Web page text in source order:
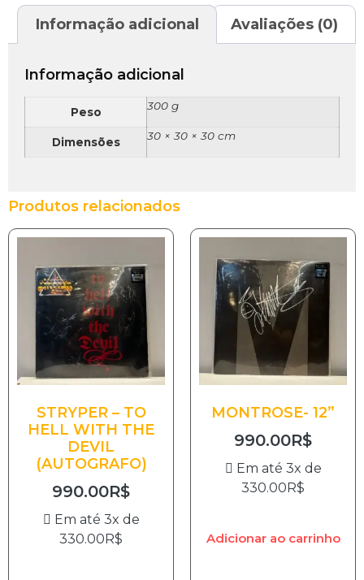
Informação adicional Avaliações (0)
Informação adicional
Peso 300 g
Dimensões 30 × 30 × 30 cm
Produtos relacionados
STRYPER – TO
HELL WITH THE
DEVIL
(AUTOGRAFO)
990.00R$
Em até 3x de
330.00 R$
MONTROSE- 12”
990.00R$
Em até 3x de
330.00 R$
Adicionar ao carrinho